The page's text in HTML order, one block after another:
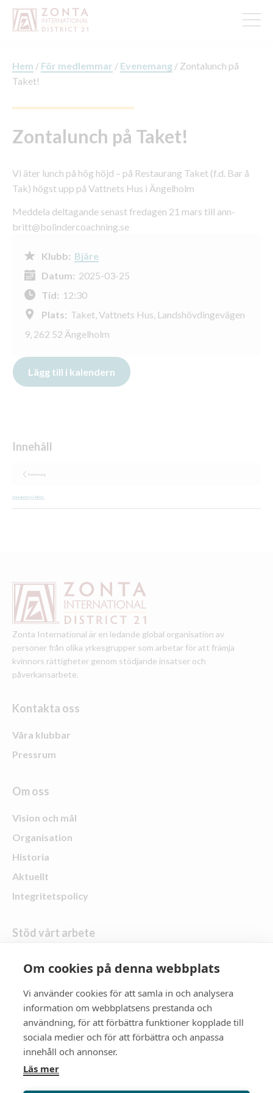
Hem / För medlemmar / Evenemang / Zontalunch på
Taket!
Evenemang
Zontalunch på Taket!
Zontalunch på Taket!
Vi äter lunch på hög höjd – på Restaurang Taket (f.d. Bar å
Tak) högst upp på Vattnets Hus i Ängelholm
Meddela deltagande senast fredagen 21 mars till ann-
britt@bolindercoachning.se
Klubb: Bjäre
Datum: 2025-03-25
Tid: 12:30
Plats: Taket, Vattnets Hus, Landshövdingevägen
9, 262 52 Ängelholm
Zonta International är en ledande global organisation av
personer från olika yrkesgrupper som arbetar för att främja
kvinnors rättigheter genom stödjande insatser och
påverkansarbete.
Kontakta oss
Våra klubbar
Pressrum
Om oss
Vision och mål
Organisation
Historia
Aktuellt
Integritetspolicy
Stöd vårt arbete
Skänk en gåva
Följ oss
Zonta Distrikt 21
Zonta International
Gå till zonta.org
Om cookies på denna webbplats
Vi använder cookies för att samla in och analysera
information om webbplatsens prestanda och
användning, för att förbättra funktioner kopplade till
sociala medier och för att förbättra och anpassa
innehåll och annonser.
Läs mer